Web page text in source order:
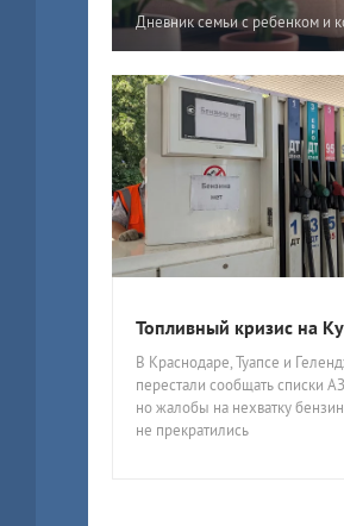
Дневник семьи с ребенком и
Топливный кризис на
В Краснодаре, Туапсе и
перестали сообщать списки
но жалобы на нехватку
не прекратились